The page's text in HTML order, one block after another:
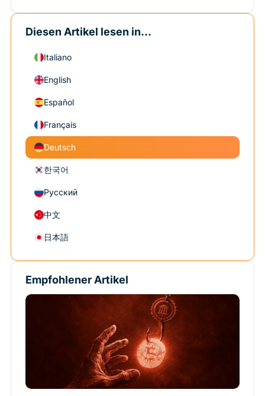
Diesen Artikel lesen in...
Italiano
English
Español
Français
Deutsch
한국어
Русский
中文
日本語
Empfohlener Artikel